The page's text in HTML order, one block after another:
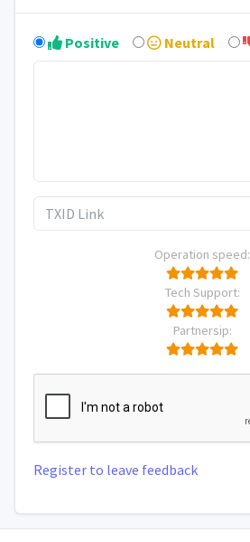
Positive Neutral
Operation speed:
Tech Support:
Partnersip:
Register to leave feedback